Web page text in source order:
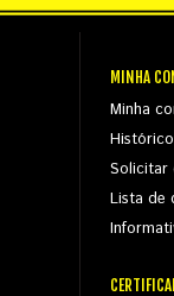
MINHA
Minha
Solicitar
Lista de